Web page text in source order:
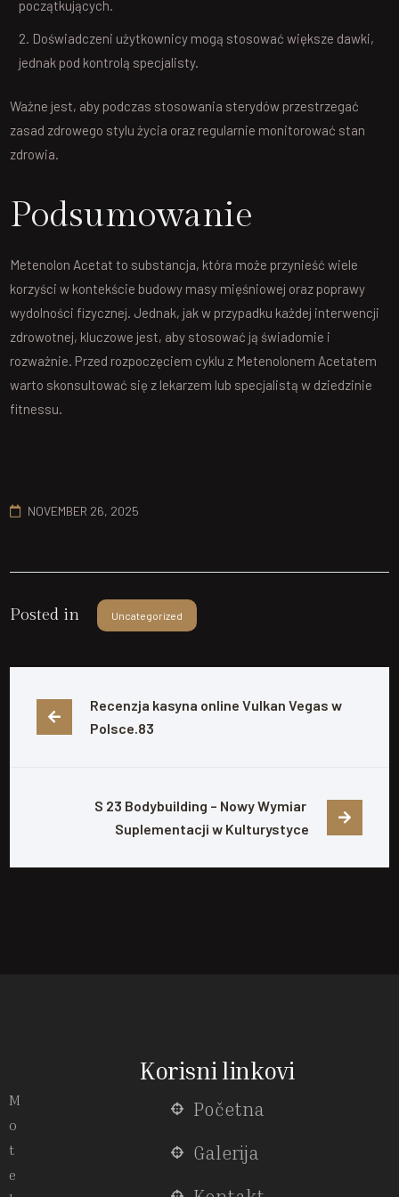
początkujących.
Doświadczeni użytkownicy mogą stosować większe dawki,
jednak pod kontrolą specjalisty.
Ważne jest, aby podczas stosowania sterydów przestrzegać
zasad zdrowego stylu życia oraz regularnie monitorować stan
zdrowia.
Podsumowanie
Metenolon Acetat to substancja, która może przynieść wiele
korzyści w kontekście budowy masy mięśniowej oraz poprawy
wydolności fizycznej. Jednak, jak w przypadku każdej interwencji
zdrowotnej, kluczowe jest, aby stosować ją świadomie i
rozważnie. Przed rozpoczęciem cyklu z Metenolonem Acetatem
warto skonsultować się z lekarzem lub specjalistą w dziedzinie
fitnessu.
NOVEMBER 26, 2025
Posted in Uncategorized
Recenzja kasyna online Vulkan Vegas w
Polsce.83
S 23 Bodybuilding – Nowy Wymiar
Suplementacji w Kulturystyce
M
o
t
e
Korisni linkovi
Početna
Galerija